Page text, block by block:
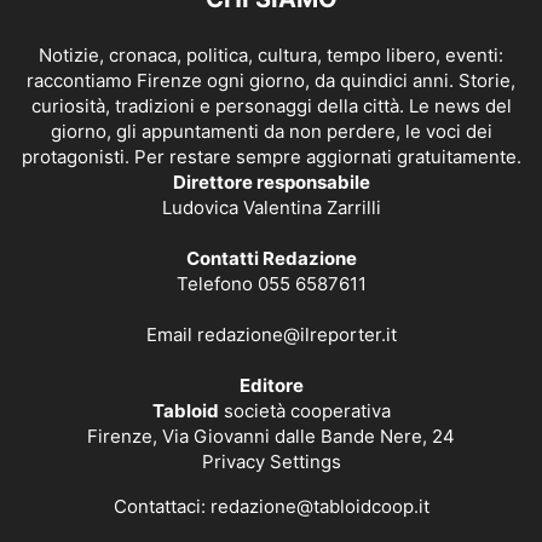
Notizie, cronaca, politica, cultura, tempo libero, eventi:
raccontiamo Firenze ogni giorno, da quindici anni. Storie,
curiosità, tradizioni e personaggi della città. Le news del
giorno, gli appuntamenti da non perdere, le voci dei
protagonisti. Per restare sempre aggiornati gratuitamente.
Direttore responsabile
Ludovica Valentina Zarrilli
Contatti Redazione
Telefono 055 6587611
Email redazione@ilreporter.it
Editore
Tabloid società cooperativa
Firenze, Via Giovanni dalle Bande Nere, 24
Privacy Settings
Contattaci: redazione@tabloidcoop.it